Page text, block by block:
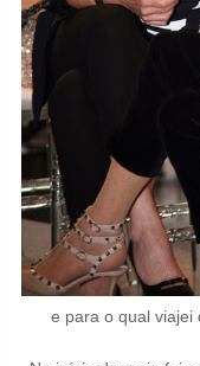
e para o qual viajei